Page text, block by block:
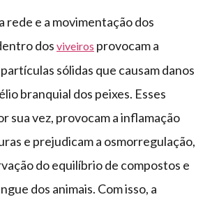
rede e a movimentação dos
dos viveiros provocam a
sólidas que causam danos
branquial dos peixes. Esses
sua vez, provocam a inflamação
e prejudicam a osmorregulação,
do equilíbrio de compostos e
dos animais. Com isso, a